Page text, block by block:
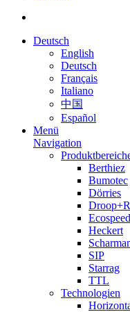
Deutsch
English
Deutsch
Français
Italiano
中国
Español
Menü
Navigation
Berthiez
Bumotec
Dörries
Ecospeed
Heckert
SIP
Starrag
TTL
Technologien